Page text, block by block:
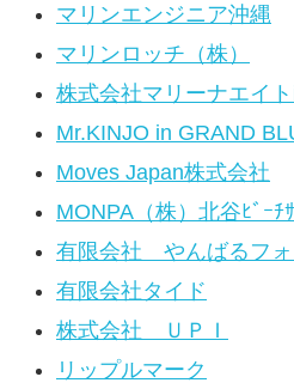
マリンエンジニア沖縄
マリンロッチ（株）
株式会社マリーナエイ
Mr.KINJO in GRAND
Moves Japan株式会社
MONPA（株）北谷ﾋﾞｰﾁ
有限会社 やんばるフォ
有限会社タイド
株式会社 ＵＰＩ
リップルマーク